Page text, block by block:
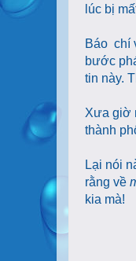
lúc bị
Báo chí
bước
tin này.
Xưa giờ
thành
Lại nói
rằng về
kia mà!